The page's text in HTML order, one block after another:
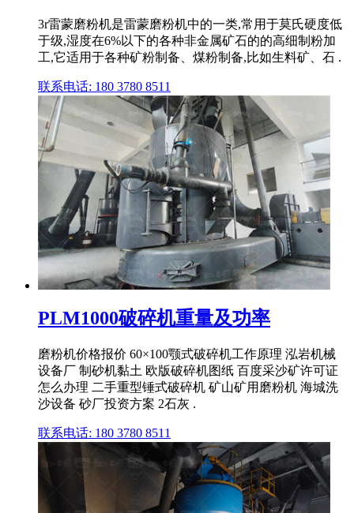
3r雷蒙磨粉机是雷蒙磨粉机中的一类,常用于莫氏硬度低
于级,湿度在6%以下的各种非金属矿石的的高细制粉加
工,它适用于各种矿粉制备、煤粉制备,比如生料矿、石 .
联系电话: 180 3780 8511
PLM1000破碎机重量及功率
磨粉机价格报价 60×100颚式破碎机工作原理 泓岩机械
设备厂 制砂机黏土 欧版破碎机图纸 百度采沙矿许可证
怎么办理 二手重型锤式破碎机 矿山矿用磨粉机 海城洗
沙设备 砂厂投资方案 2石灰 .
联系电话: 180 3780 8511